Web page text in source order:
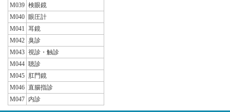
M039 検眼鏡
M040 眼圧計
M041
耳鏡
M042 臭診
M043 視診・触診
M044 聴診
M045 肛門鏡
M046 直腸指診
M047 内診